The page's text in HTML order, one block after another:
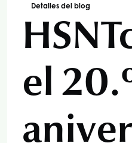
Detalles del blog
HSNT
el